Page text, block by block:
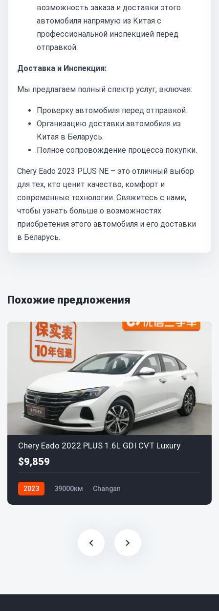
возможность заказа и доставки этого
автомобиля напрямую из Китая с
профессиональной инспекцией перед
отправкой.
Доставка и Инспекция:
Мы предлагаем полный спектр услуг, включая:
Проверку автомобиля перед отправкой.
Организацию доставки автомобиля из
Китая в Беларусь.
Полное сопровождение процесса покупки.
Chery Eado 2023 PLUS NE – это отличный выбор
для тех, кто ценит качество, комфорт и
современные технологии. Свяжитесь с нами,
чтобы узнать больше о возможностях
приобретения этого автомобиля и его доставки
в Беларусь.
Похожие предложения
Chery Eado 2022 PLUS 1.6L GDI CVT Luxury
$9,859
2023 39000км Changan